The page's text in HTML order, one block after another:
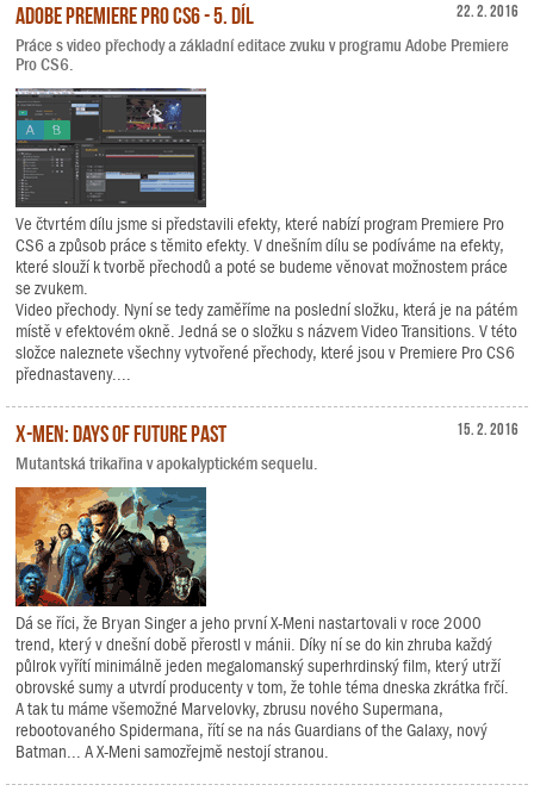
22. 2. 2016
Adobe Premiere Pro CS6 - 5. díl
Práce s video přechody a základní editace zvuku v programu Adobe Premiere
Pro CS6.
Ve čtvrtém dílu jsme si představili efekty, které nabízí program Premiere Pro
CS6 a způsob práce s těmito efekty. V dnešním dílu se podíváme na efekty,
které slouží k tvorbě přechodů a poté se budeme věnovat možnostem práce
se zvukem.
Video přechody. Nyní se tedy zaměříme na poslední složku, která je na pátém
místě v efektovém okně. Jedná se o složku s názvem Video Transitions. V této
složce naleznete všechny vytvořené přechody, které jsou v Premiere Pro CS6
přednastaveny....
15. 2. 2016
X-Men: Days of Future Past
Mutantská trikařina v apokalyptickém sequelu.
Dá se říci, že Bryan Singer a jeho první X-Meni nastartovali v roce 2000
trend, který v dnešní době přerostl v mánii. Díky ní se do kin zhruba každý
půlrok vyřítí minimálně jeden megalomanský superhrdinský film, který utrží
obrovské sumy a utvrdí producenty v tom, že tohle téma dneska zkrátka frčí.
A tak tu máme všemožné Marvelovky, zbrusu nového Supermana,
rebootovaného Spidermana, řítí se na nás Guardians of the Galaxy, nový
Batman... A X-Meni samozřejmě nestojí stranou.